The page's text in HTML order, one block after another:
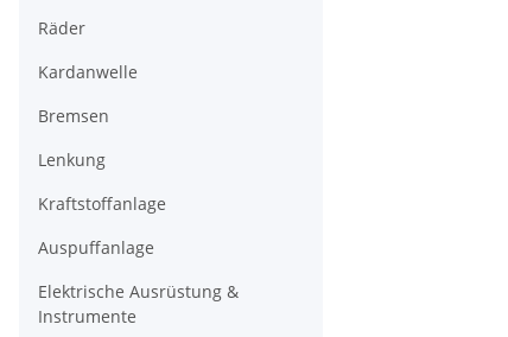
Räder
Kardanwelle
Bremsen
Lenkung
Kraftstoffanlage
Auspuffanlage
Elektrische Ausrüstung &
Instrumente